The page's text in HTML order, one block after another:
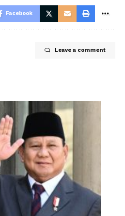
Facebook
Leave a comment